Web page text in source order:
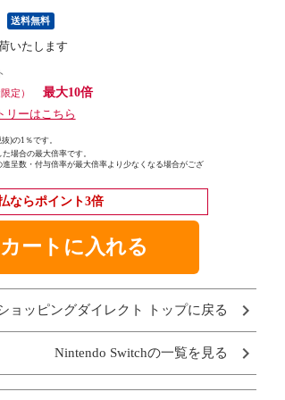
送料無料
いたします
定）
最大10倍
リーはこちら
)の1％です。
場合の最大倍率です。
呈数・付与倍率が最大倍率より少なくなる場合がござ
ならポイント3倍
カートに入れる
ョッピングダイレクト トップに戻る
Nintendo Switchの一覧を見る